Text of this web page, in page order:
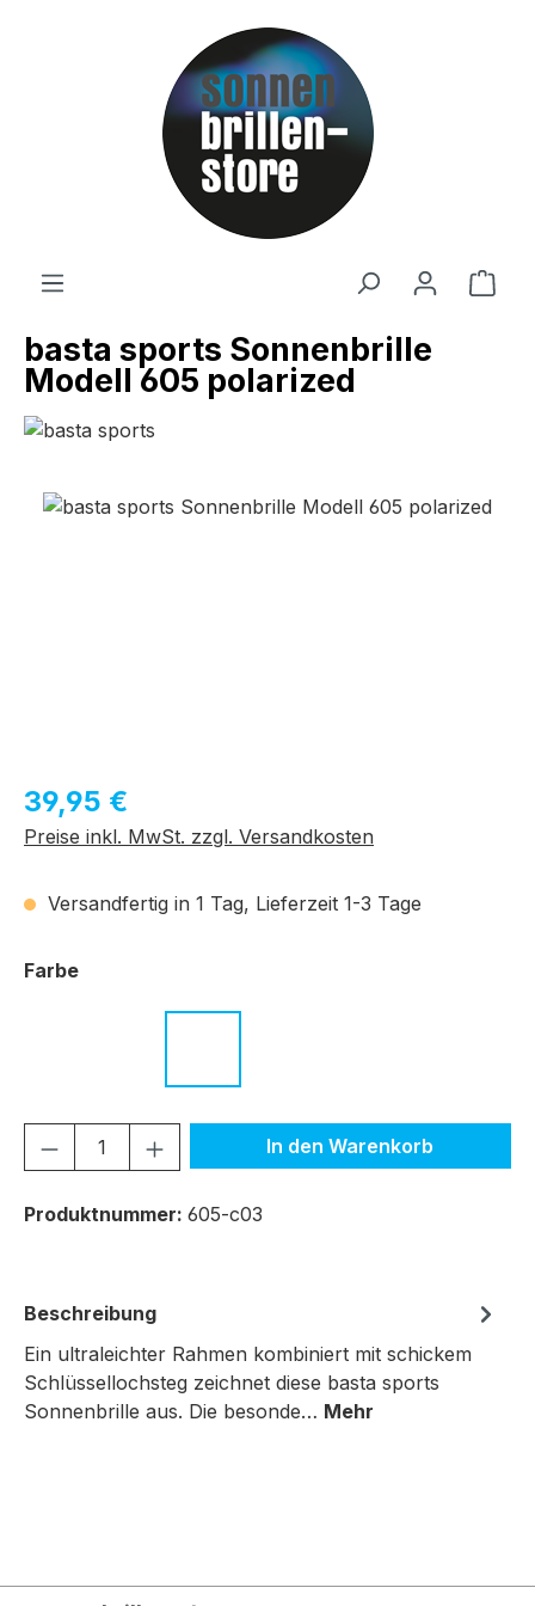
Zum Hauptinhalt springen
basta sports Sonnenbrille
Modell 605 polarized
Bildergalerie überspringen
Regulärer Preis:
39,95 €
Preise inkl. MwSt. zzgl. Versandkosten
Versandfertig in 1 Tag, Lieferzeit 1-3 Tage
Farbeauswählen
Produkt Anzahl: Gib den gewünschten
In den Warenkorb
Produktnummer: 605-c03
Beschreibung
Ein ultraleichter Rahmen kombiniert mit schickem
Schlüssellochsteg zeichnet diese basta sports
Sonnenbrille aus. Die besonde… Mehr